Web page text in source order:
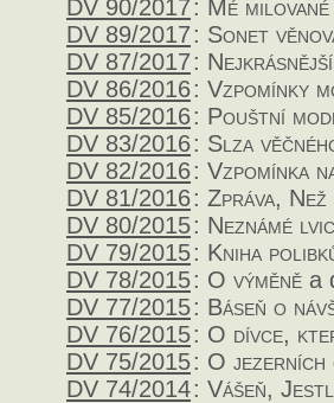
DV 90/2017: Mé milované
DV 89/2017: Sonet
DV 87/2017:
DV 86/2016: Vzpomínky
DV 85/2016: Pouštní
DV 83/2016: Slza
DV 82/2016: Vzpomínka
DV 81/2016: Zpráva,
DV 80/2015: Neznámé
DV 79/2015: Kniha
DV 78/2015: O výměně a
DV 77/2015: Báseň o
DV 76/2015: O dívce,
DV 75/2015: O jezerních
DV 74/2014: Vášeň,